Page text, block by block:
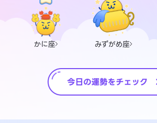
かに座 みずがめ座